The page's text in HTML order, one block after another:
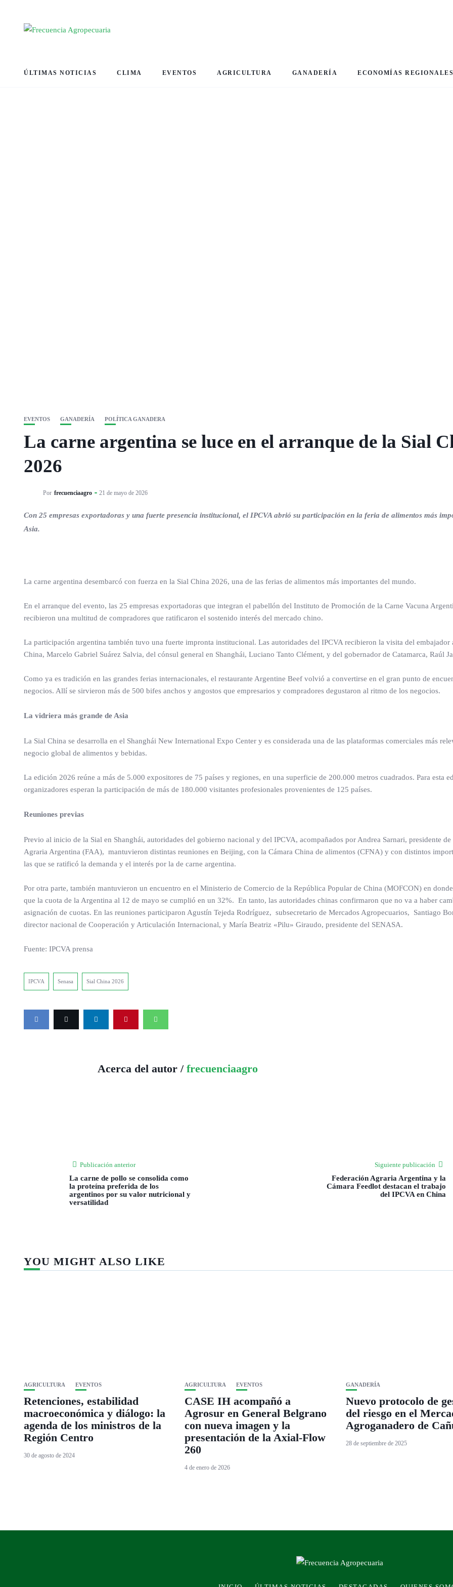
ÚLTIMAS NOTICIAS CLIMA EVENTOS AGRICULTURA GANADERÍA ECONOMÍAS REGIONALES
EVENTOS GANADERÍA POLÍTICA GANADERA
La carne argentina se luce en el arranque de la Sial
2026
Por frecuenciaagro 21 de mayo de 2026
Con 25 empresas exportadoras y una fuerte presencia institucional, el IPCVA abrió su participación en la feria de alimentos más
Asia.
La carne argentina desembarcó con fuerza en la Sial China 2026, una de las ferias de alimentos más importantes del mundo.
En el arranque del evento, las 25 empresas exportadoras que integran el pabellón del Instituto de Promoción de la Carne Vacuna
recibieron una multitud de compradores que ratificaron el sostenido interés del mercado chino.
La participación argentina también tuvo una fuerte impronta institucional. Las autoridades del IPCVA recibieron la visita del embajador
China, Marcelo Gabriel Suárez Salvia, del cónsul general en Shanghái, Luciano Tanto Clément, y del gobernador de Catamarca, Raúl
Como ya es tradición en las grandes ferias internacionales, el restaurante Argentine Beef volvió a convertirse en el gran punto de
negocios. Allí se sirvieron más de 500 bifes anchos y angostos que empresarios y compradores degustaron al ritmo de los negocios.
La vidriera más grande de Asia
La Sial China se desarrolla en el Shanghái New International Expo Center y es considerada una de las plataformas comerciales más
negocio global de alimentos y bebidas.
La edición 2026 reúne a más de 5.000 expositores de 75 países y regiones, en una superficie de 200.000 metros cuadrados. Para esta
organizadores esperan la participación de más de 180.000 visitantes profesionales provenientes de 125 países.
Reuniones previas
Previo al inicio de la Sial en Shanghái, autoridades del gobierno nacional y del IPCVA, acompañados por Andrea Sarnari, presidente de
Agraria Argentina (FAA), mantuvieron distintas reuniones en Beijing, con la Cámara China de alimentos (CFNA) y con distintos
las que se ratificó la demanda y el interés por la de carne argentina.
Por otra parte, también mantuvieron un encuentro en el Ministerio de Comercio de la República Popular de China (MOFCON) en
que la cuota de la Argentina al 12 de mayo se cumplió en un 32%. En tanto, las autoridades chinas confirmaron que no va a haber
asignación de cuotas. En las reuniones participaron Agustín Tejeda Rodríguez, subsecretario de Mercados Agropecuarios, Santiago
director nacional de Cooperación y Articulación Internacional, y María Beatriz «Pilu» Giraudo, presidente del SENASA.
Fuente: IPCVA prensa
IPCVA Senasa Sial China 2026
Acerca del autor / frecuenciaagro
Publicación anterior
La carne de pollo se consolida como
la proteína preferida de los
argentinos por su valor nutricional y
versatilidad
Siguiente publicación
Federación Agraria Argentina y la
Cámara Feedlot destacan el trabajo
del IPCVA en China
YOU MIGHT ALSO LIKE
AGRICULTURA EVENTOS
Retenciones, estabilidad
macroeconómica y diálogo: la
agenda de los ministros de la
Región Centro
30 de agosto de 2024
AGRICULTURA EVENTOS
CASE IH acompañó a
Agrosur en General Belgrano
con nueva imagen y la
presentación de la Axial-Flow
260
4 de enero de 2026
GANADERÍA
Nuevo protocolo de
del riesgo en el
Agroganadero de
28 de septiembre de 2025